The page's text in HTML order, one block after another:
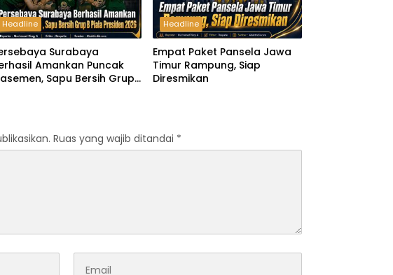
Headline
Surabaya
Amankan Puncak
Sapu Bersih Grup
Headline
Empat Paket Pansela Jawa
Timur Rampung, Siap
Diresmikan
Ruas yang wajib ditandai *